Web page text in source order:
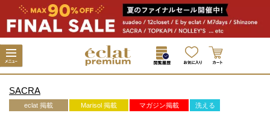
SACRA
eclat 掲載 Marisol 掲載 マガジン掲載 洗える